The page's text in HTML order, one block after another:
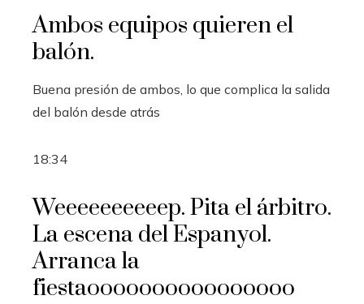
Ambos equipos quieren el
balón.
Buena presión de ambos, lo que complica la salida
del balón desde atrás
18:34
Weeeeeeeeeep. Pita el árbitro.
La escena del Espanyol.
Arranca la
fiestaoooooooooooooooo